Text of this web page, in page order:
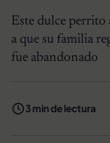
Este dulce perrito
a que su familia
fue abandonado
3 min de lectura